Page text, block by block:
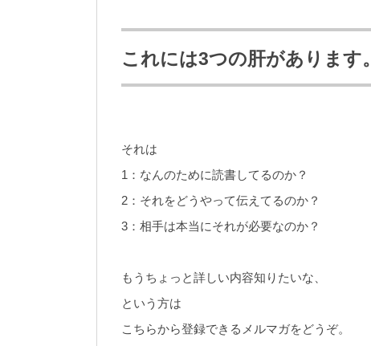
これには3つの肝があります。
それは
1：なんのために読書してるのか？
2：それをどうやって伝えてるのか？
3：相手は本当にそれが必要なのか？
もうちょっと詳しい内容知りたいな、
という方は
こちらから登録できるメルマガをどうぞ。